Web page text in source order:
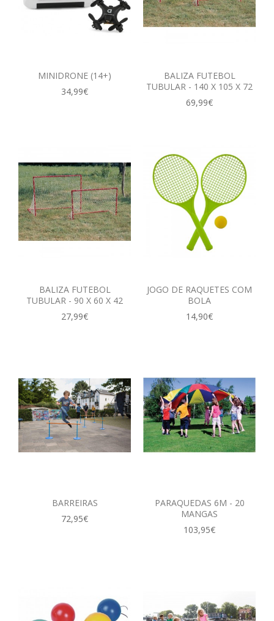
MINIDRONE (14+)
34,99€
BALIZA FUTEBOL
TUBULAR - 140 X 105 X 72
69,99€
BALIZA FUTEBOL
TUBULAR - 90 X 60 X 42
27,99€
JOGO DE RAQUETES COM
BOLA
14,90€
BARREIRAS
72,95€
PARAQUEDAS 6M - 20
MANGAS
103,95€